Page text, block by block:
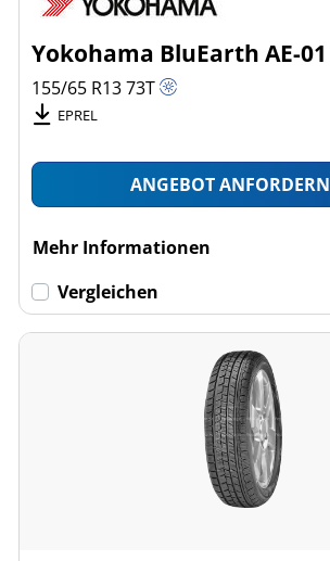
Yokohama BluEarth AE-01
155/65 R1373T
EPREL
ANGEBOT ANFORDERN
Mehr Informationen
Vergleichen